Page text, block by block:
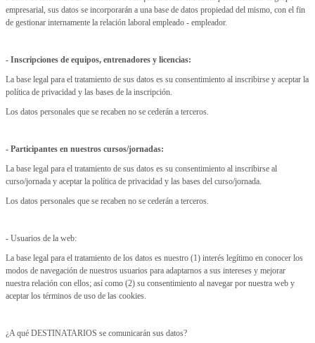
empresarial, sus datos se incorporarán a una base de datos propiedad del mismo, con el fin
de gestionar internamente la relación laboral empleado - empleador.
- Inscripciones de equipos, entrenadores y licencias:
La base legal para el tratamiento de sus datos es su consentimiento al inscribirse y aceptar la
política de privacidad y las bases de la inscripción.
Los datos personales que se recaben no se cederán a terceros.
- Participantes en nuestros cursos/jornadas:
La base legal para el tratamiento de sus datos es su consentimiento al inscribirse al
curso/jornada y aceptar la política de privacidad y las bases del curso/jornada.
Los datos personales que se recaben no se cederán a terceros.
- Usuarios de la web:
La base legal para el tratamiento de los datos es nuestro (1) interés legítimo en conocer los
modos de navegación de nuestros usuarios para adaptarnos a sus intereses y mejorar
nuestra relación con ellos; así como (2) su consentimiento al navegar por nuestra web y
aceptar los términos de uso de las cookies.
¿A qué DESTINATARIOS se comunicarán sus datos?